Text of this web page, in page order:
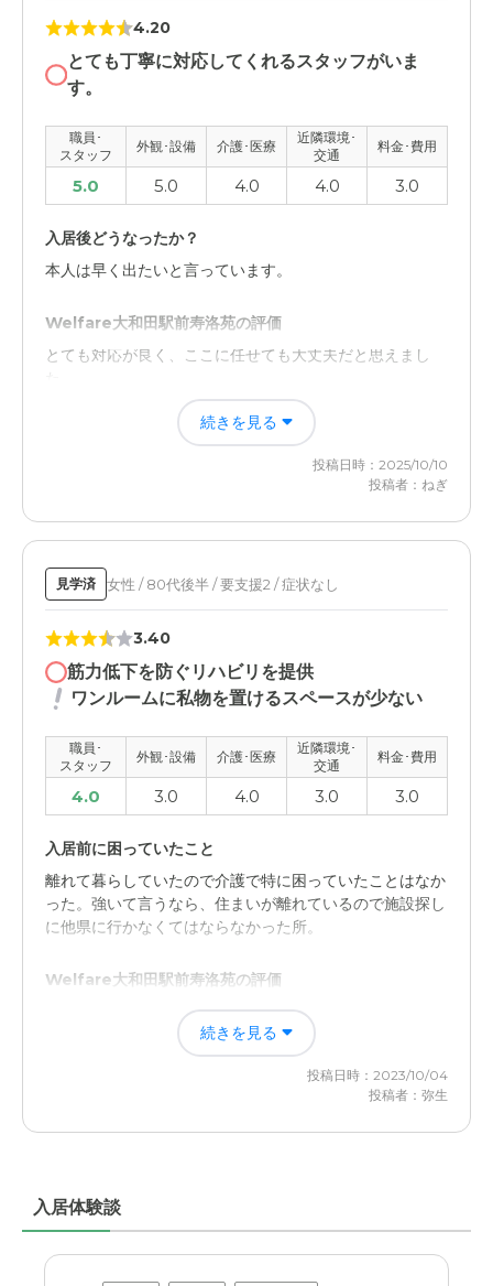
4.20
とても丁寧に対応してくれるスタッフがいま
す。
職員･
スタッフ
外観･設備 介護･医療
近隣環境･
交通
料金･費用
5.0 5.0 4.0 4.0 3.0
入居後どうなったか？
本人は早く出たいと言っています。
Welfare大和田駅前寿洛苑の評価
とても対応が良く、ここに任せても大丈夫だと思えまし
職員・スタッフ・他入居者の雰囲気について
見学の対応をしてくれた方は終始がいいです。何かあれば
介護医療サービスについて
入居当初は1日4組限定でした。前日までに予約すれば毎日
でも面会できます。
続きを見る
投稿日時：2025/10/10
投稿者：ねぎ
見学済 女性 / 80代後半 / 要支援2 / 症状なし
3.40
筋力低下を防ぐリハビリを提供
ワンルームに私物を置けるスペースが少ない
職員･
スタッフ
外観･設備 介護･医療
近隣環境･
交通
料金･費用
4.0 3.0 4.0 3.0 3.0
入居前に困っていたこと
離れて暮らしていたので介護で特に困っていたことはなか
った。強いて言うなら、住まいが離れているので施設探し
に他県に行かなくてはならなかった所。
Welfare大和田駅前寿洛苑の評価
24時間体制で見てもらえるのは安心できる。何かあった
時にすぐ連絡が入るのも良いと思う。
職員・スタッフ・他入居者の雰囲気について
外観・内装・居室・設備について
ワンルームに大きい介護用ベッドを置くとだいぶスペース
を取られるので、あまり私物を持ち込めない所が困った。
続きを見る
投稿日時：2023/10/04
投稿者：弥生
入居体験談